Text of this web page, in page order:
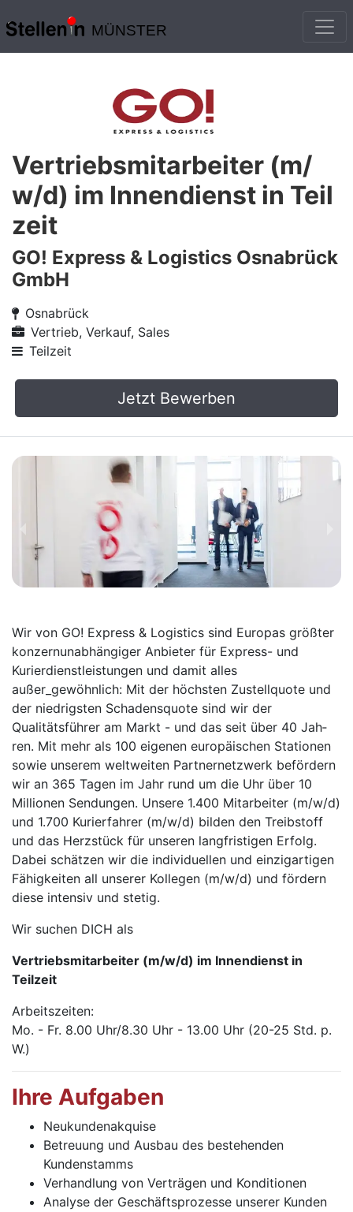
MÜNSTER
Vertriebsmitarbeiter (m/
w/d) im Innendienst in Teil
zeit
GO! Express & Logistics Osnabrück
GmbH
Osnabrück
Vertrieb, Verkauf, Sales
Teilzeit
Jetzt Bewerben
Wir von GO! Express & Logistics sind Europas größter
konzernunabhängiger Anbieter für Express- und
Kurierdienstleistungen und damit alles
außer_gewöhnlich: Mit der höchsten Zustellquote und
der niedrigsten Schadensquote sind wir der
Qualitätsführer am Markt - und das seit über 40 Jah­
ren. Mit mehr als 100 eigenen europäischen Stationen
sowie unserem weltweiten Partner­netz­werk befördern
wir an 365 Tagen im Jahr rund um die Uhr über 10
Millionen Sendungen. Unsere 1.400 Mitarbeiter (m/w/d)
und 1.700 Kurierfahrer (m/w/d) bilden den Treibstoff
und das Herzstück für unseren langfristigen Erfolg.
Dabei schätzen wir die individuellen und einzigartigen
Fähigkeiten all unserer Kollegen (m/w/d) und fördern
diese intensiv und stetig.
Wir suchen DICH als
Vertriebsmitarbeiter (m/w/d) im Innendienst in
Teilzeit
Arbeitszeiten:
Mo. - Fr. 8.00 Uhr/8.30 Uhr - 13.00 Uhr (20-25 Std. p.
W.)
Ihre Aufgaben
Neukundenakquise
Betreuung und Ausbau des bestehenden
Kundenstamms
Verhandlung von Verträgen und Konditionen
Analyse der Geschäftsprozesse unserer Kunden